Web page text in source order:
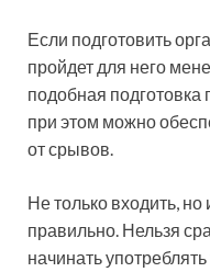
Если подготовить
пройдет для него
подобная подготовка
при этом можно
от срывов.
Не только входить,
правильно. Нельзя
начинать